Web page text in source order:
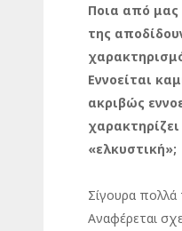
Ποια από μας
της
Εννοείται
ακριβώς
«ελκυστική»;
Σίγουρα πολλά
Αναφέρεται